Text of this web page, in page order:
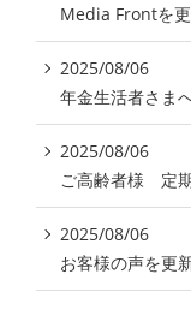
Media Frontを
2025/08/06
年金生活者さま
2025/08/06
ご高齢者様 定
2025/08/06
お客様の声を更